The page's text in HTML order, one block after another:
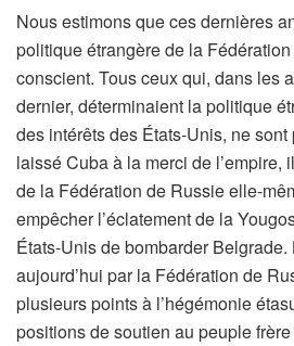
Nous estimons que ces dernières
politique étrangère de la
conscient. Tous ceux qui, dans les
dernier, déterminaient la politique
des intérêts des États-Unis, ne
laissé Cuba à la merci de l’empire,
de la Fédération de Russie elle-
empêcher l’éclatement de la
États-Unis de bombarder
aujourd’hui par la Fédération de
plusieurs points à l’hégémonie
positions de soutien au peuple